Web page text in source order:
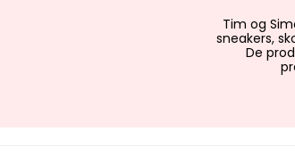
Tim og
sneakers,
De